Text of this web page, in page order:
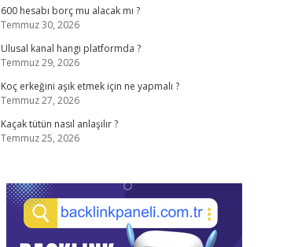
600 hesabı borç mu alacak mı ?
Temmuz 30, 2026
Ulusal kanal hangi platformda ?
Temmuz 29, 2026
Koç erkeğini aşık etmek için ne yapmalı ?
Temmuz 27, 2026
Kaçak tütün nasıl anlaşılır ?
Temmuz 25, 2026